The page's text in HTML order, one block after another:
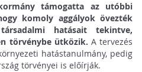
támogatta az utóbbi
komoly aggályok övezték
hatásait tekintve,
törvénybe ütközik. A tervezés
hatástanulmány, pedig
törvényei is előírják.